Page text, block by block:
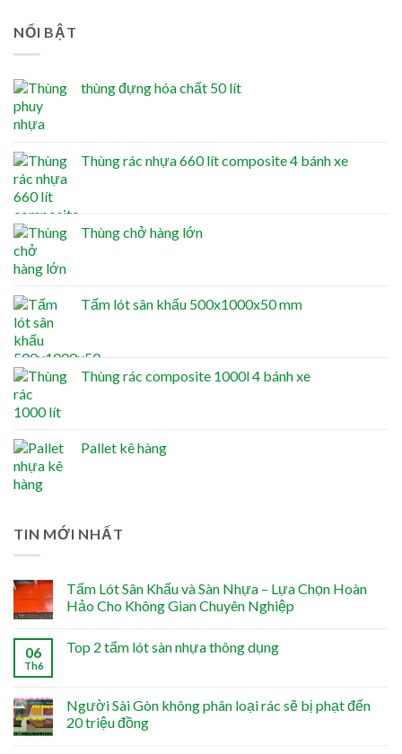
NỔI BẬT
thùng đựng hóa chất 50 lít
Thùng rác nhựa 660 lít composite 4 bánh xe
Thùng chở hàng lớn
Tấm lót sân khấu 500x1000x50 mm
Thùng rác composite 1000l 4 bánh xe
Pallet kê hàng
TIN MỚI NHẤT
Tấm Lót Sân Khấu và Sàn Nhựa – Lựa Chọn Hoàn
Hảo Cho Không Gian Chuyên Nghiệp
06
Th6
Top 2 tấm lót sàn nhựa thông dụng
Người Sài Gòn không phân loại rác sẽ bị phạt đến
20 triệu đồng